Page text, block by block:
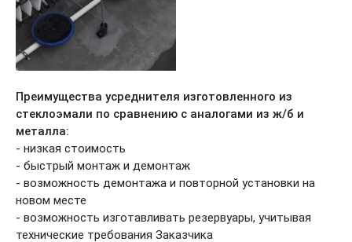
Преимущества усреднителя изготовленного из
стеклоэмали по сравнению с аналогами из ж/б и металла:
- низкая стоимость
- быстрый монтаж и демонтаж
- возможность демонтажа и повторной установки на новом
месте
- возможность изготавливать резервуары, учитывая
технические требования Заказчика
- срок службы до 50 лет, гарантийный срок от